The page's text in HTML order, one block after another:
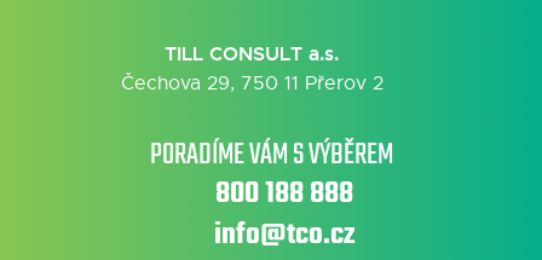
TILL CONSULT a.s.
Čechova 29, 750 11 Přerov 2
PORADÍME VÁM S VÝBĚREM
800 188 888
info@tco.cz